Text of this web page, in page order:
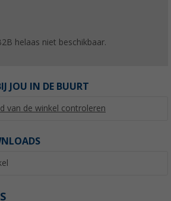
helaas niet beschikbaar.
JOU IN DE BUURT
van de winkel controleren